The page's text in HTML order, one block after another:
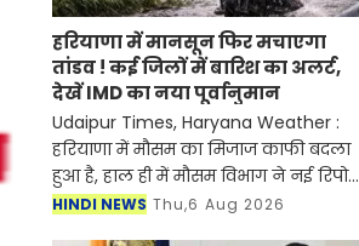
हरियाणा में मानसून फिर मचाएगा
तांडव ! कई जिलों में बारिश का अलर्ट,
देखें IMD का नया पूर्वानुमान
Udaipur Times, Haryana Weather :
हरियाणा में मौसम का मिजाज काफी बदला
हुआ है, हाल ही में मौसम विभाग ने नई रिपोर्ट
जारी करते हुए बताया है की प्रदेश में मानसून
HINDI NEWS Thu,6 Aug 2026